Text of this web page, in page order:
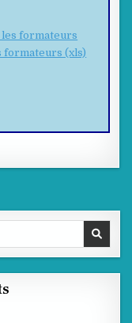
formateurs
formateurs (xls)